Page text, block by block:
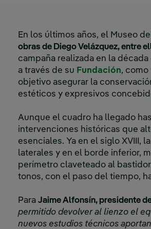
En los últimos años, el Museo
obras de Diego Velázquez, entre
campaña realizada en la
a través de su Fundación, como
objetivo asegurar la
estéticos y expresivos
Aunque el cuadro ha llegado
intervenciones históricas que
esenciales. Ya en el siglo XVIII,
laterales y en el borde inferior,
perímetro claveteado al
tonos, con el paso del tiempo,
Para Jaime Alfonsín, presidente
permitido devolver al lienzo el
nuevos estudios técnicos